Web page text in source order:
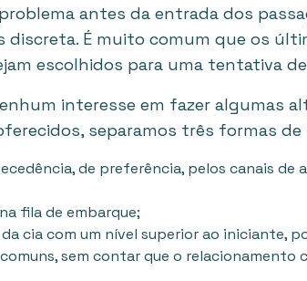
antes da entrada dos
discreta. É muito comum que os
escolhidos para uma tentativa
interesse em fazer algumas
separamos três formas
de preferência, pelos canais de
fila de embarque;
cia com um nível superior ao iniciante,
sem contar que o relacionamento